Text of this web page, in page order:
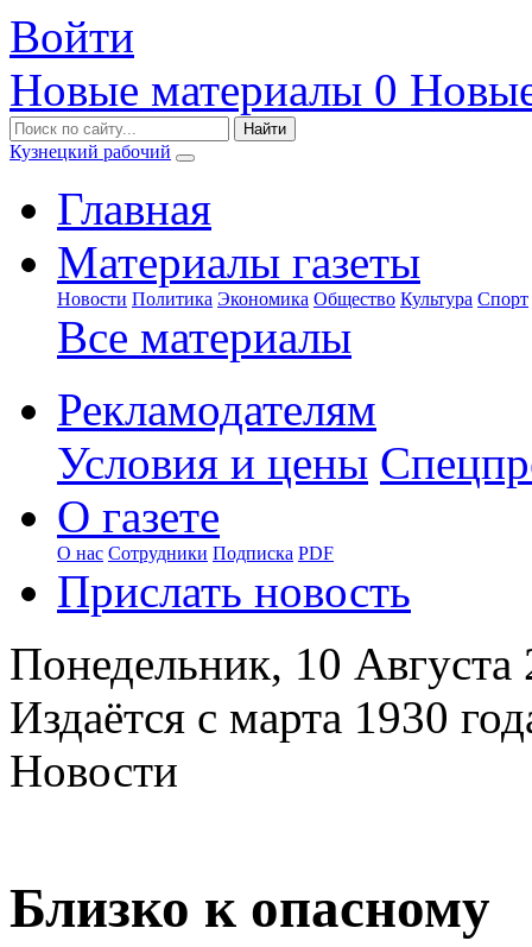
Войти
Новые материалы 0
Кузнецкий рабочий
Главная
Материалы газеты
Новости Политика Экономика Общество Культура Спорт
Все материалы
Рекламодателям
Условия и цены
О газете
О нас Сотрудники Подписка PDF
Прислать новость
Понедельник, 10 Августа
Издаётся с марта 1930
Новости
Близко к опасному